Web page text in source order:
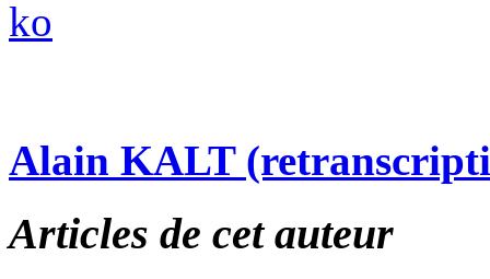
Alain KALT
Articles de cet auteur